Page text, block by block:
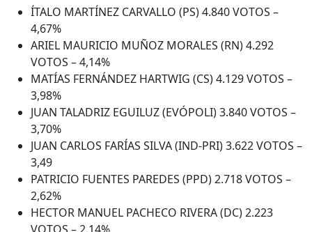
ÍTALO MARTÍNEZ CARVALLO (PS) 4.840 VOTOS –
4,67%
ARIEL MAURICIO MUÑOZ MORALES (RN) 4.292
VOTOS – 4,14%
MATÍAS FERNÁNDEZ HARTWIG (CS) 4.129 VOTOS –
3,98%
JUAN TALADRIZ EGUILUZ (EVÓPOLI) 3.840 VOTOS –
3,70%
JUAN CARLOS FARÍAS SILVA (IND-PRI) 3.622 VOTOS –
3,49
PATRICIO FUENTES PAREDES (PPD) 2.718 VOTOS –
2,62%
HECTOR MANUEL PACHECO RIVERA (DC) 2.223
VOTOS – 2,14%